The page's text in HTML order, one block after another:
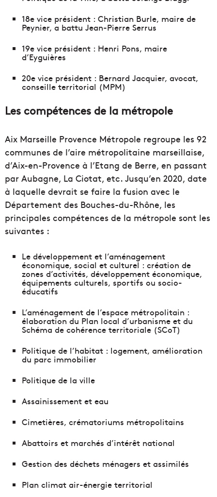
18e vice président : Christian Burle, maire de
Peynier, a battu Jean-Pierre Serrus
19e vice président : Henri Pons, maire
d’Eyguières
20e vice président : Bernard Jacquier, avocat,
conseille territorial (MPM)
Les compétences de la métropole
Aix Marseille Provence Métropole regroupe les 92
communes de l’aire métropolitaine marseillaise,
d’Aix-en-Provence à l’Etang de Berre, en passant
par Aubagne, La Ciotat, etc. Jusqu’en 2020, date
à laquelle devrait se faire la fusion avec le
Département des Bouches-du-Rhône, les
principales compétences de la métropole sont les
suivantes :
Le développement et l’aménagement
économique, social et culturel : création de
zones d’activités, développement économique,
équipements culturels, sportifs ou socio-
éducatifs
L’aménagement de l’espace métropolitain :
élaboration du Plan local d’urbanisme et du
Schéma de cohérence territoriale (SCoT)
Politique de l’habitat : logement, amélioration
du parc immobilier
Politique de la ville
Assainissement et eau
Cimetières, crématoriums métropolitains
Abattoirs et marchés d’intérêt national
Gestion des déchets ménagers et assimilés
Plan climat air-énergie territorial